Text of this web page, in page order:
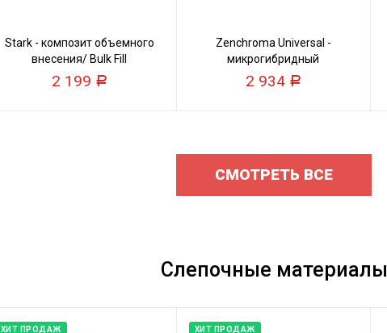
Stark - композит объемного
внесения/ Bulk Fill
2 199 Р
Zenchroma Universal -
микрогибридный
универсальный композит
2 934 Р
СМОТРЕТЬ ВСЕ
Слепочные материалы
ХИТ ПРОДАЖ ХИТ ПРОДАЖ